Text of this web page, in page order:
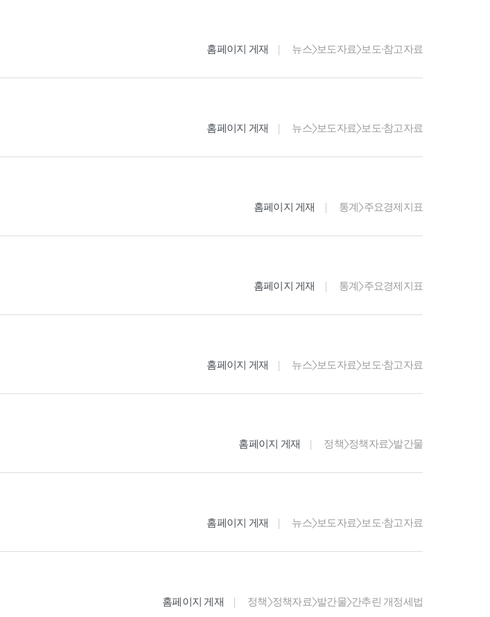
홈페이지 게재 뉴스>보도자료>보도·참고자료
홈페이지 게재 뉴스>보도자료>보도·참고자료
홈페이지 게재 통계>주요경제지표
홈페이지 게재 통계>주요경제지표
홈페이지 게재 뉴스>보도자료>보도·참고자료
홈페이지 게재 정책>정책자료>발간물
홈페이지 게재 뉴스>보도자료>보도·참고자료
홈페이지 게재 정책>정책자료>발간물>간추린 개정세법